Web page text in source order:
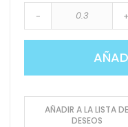
- +
AÑADIR A LA LISTA DE
DESEOS